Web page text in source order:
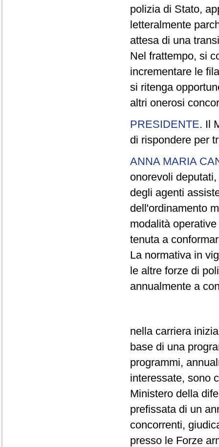
polizia di Stato,
letteralmente
attesa di una
Nel frattempo, si
incrementare le
si ritenga
altri onerosi
PRESIDENTE. Il
di rispondere per
ANNA MARIA
onorevoli
degli agenti
dell'ordinamento
modalità
tenuta a
La normativa in
le altre forze di
annualmente a
nella carriera
base di una
programmi,
interessate, sono
Ministero della
prefissata di un
concorrenti,
presso le Forze